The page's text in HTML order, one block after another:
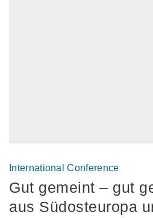
International Conference
Gut gemeint – gut
aus Südosteuropa